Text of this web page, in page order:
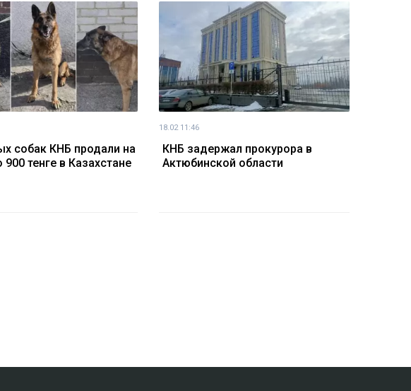
собак КНБ продали на
900 тенге в Казахстане
18.02 11:46
КНБ задержал прокурора в
Актюбинской области